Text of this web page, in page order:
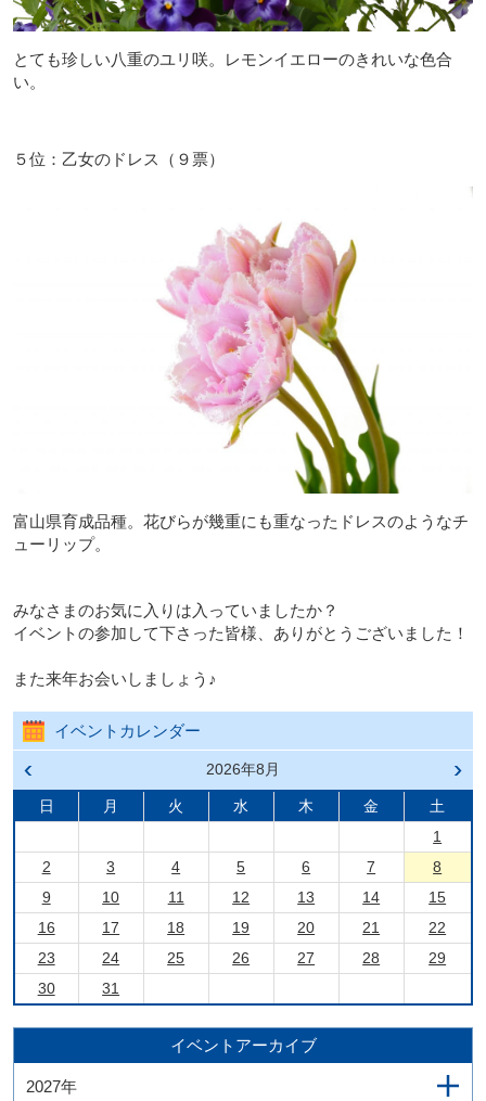
とても珍しい八重のユリ咲。レモンイエローのきれいな色合
い。
５位：乙女のドレス（９票）
富山県育成品種。花びらが幾重にも重なったドレスのようなチ
ューリップ。
みなさまのお気に入りは入っていましたか？
イベントの参加して下さった皆様、ありがとうございました！
また来年お会いしましょう♪
イベントカレンダー
前の
月へ
戻る
2026年8月
次の
月へ
進む
日 月 火 水 木 金
土
1
2
3 4 5 6 7
8
9
10 11 12 13 14
15
16
17 18 19 20 21
22
23
24 25 26 27 28
29
30
31
イベントアーカイブ
2027年